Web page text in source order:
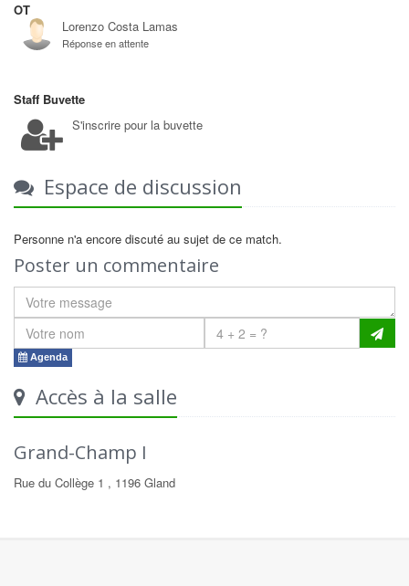
OT
Lorenzo Costa Lamas
Réponse en attente
Staff Buvette
S'inscrire pour la buvette
Espace de discussion
Personne n'a encore discuté au sujet de ce match.
Poster un commentaire
Agenda
Accès à la salle
Grand-Champ I
Rue du Collège 1 , 1196 Gland